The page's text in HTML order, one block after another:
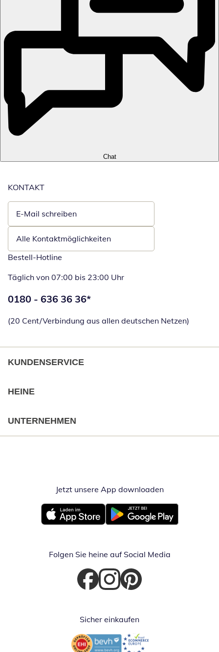
Chat
KONTAKT
E-Mail schreiben
Öffnet E-Mail-Client
Alle Kontaktmöglichkeiten
Bestell-Hotline
Täglich von 07:00 bis 23:00 Uhr
Telefonnummer:
0180 - 636 36 36*
(20 Cent/Verbindung aus allen deutschen Netzen)
KUNDENSERVICE
HEINE
UNTERNEHMEN
Jetzt unsere App downloadenÖffnet in
Öffnet in neuem FensterÖffnet in neuem Fenster
Folgen Sie heine auf Social Media
Öffnet in neuem Fenster
Öffnet in neuem Fenster
Öffnet in neuem Fenster
Sicher einkaufen